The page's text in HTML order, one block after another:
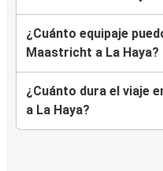
¿Cuánto equipaje
Maastricht a La Haya?
¿Cuánto dura el viaje
a La Haya?